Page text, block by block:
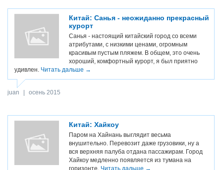
Китай: Санья - неожиданно прекрасный
курорт
Санья - настоящий китайский город со всеми
атрибутами, с низкими ценами, огромным
красивым пустым пляжем. В общем, это очень
хороший, комфортный курорт, я был приятно
удивлен. Читать дальше →
juan осень 2015
Китай: Хайкоу
Паром на Хайнань выглядит весьма
внушительно. Перевозит даже грузовики, ну а
вся верхняя палуба отдана пассажирам. Город
Хайкоу медленно появляется из тумана на
горизонте. Читать дальше →